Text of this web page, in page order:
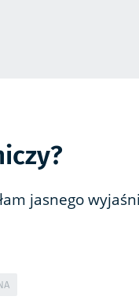
jasnego